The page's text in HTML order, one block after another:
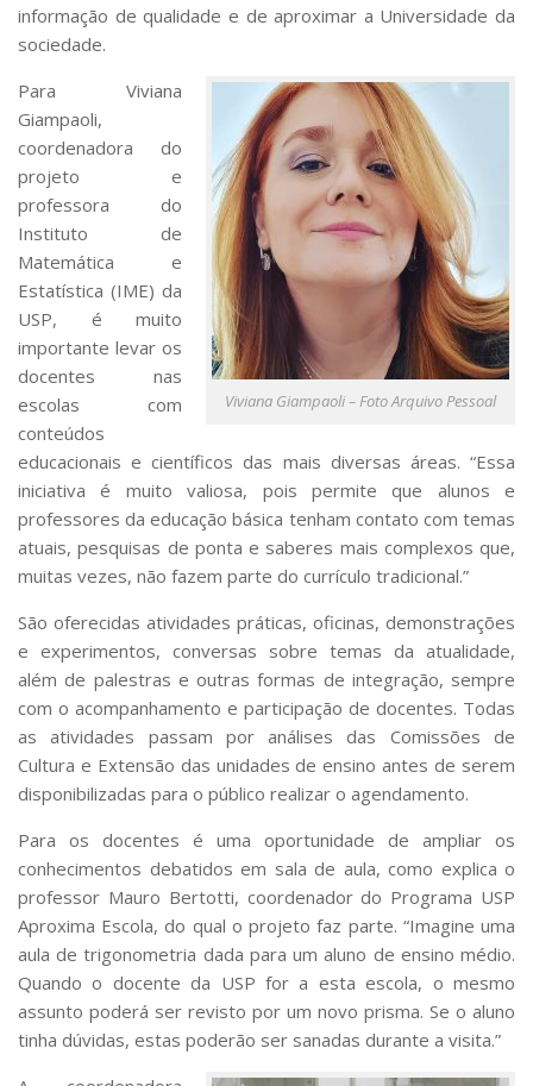
informação de qualidade e de aproximar a Universidade da
sociedade.
Viviana Giampaoli – Foto Arquivo Pessoal
Para Viviana
Giampaoli,
coordenadora do
projeto e
professora do
Instituto de
Matemática e
Estatística (IME) da
USP, é muito
importante levar os
docentes nas
escolas com
conteúdos
educacionais e científicos das mais diversas áreas. “Essa
iniciativa é muito valiosa, pois permite que alunos e
professores da educação básica tenham contato com temas
atuais, pesquisas de ponta e saberes mais complexos que,
muitas vezes, não fazem parte do currículo tradicional.”
São oferecidas atividades práticas, oficinas, demonstrações
e experimentos, conversas sobre temas da atualidade,
além de palestras e outras formas de integração, sempre
com o acompanhamento e participação de docentes. Todas
as atividades passam por análises das Comissões de
Cultura e Extensão das unidades de ensino antes de serem
disponibilizadas para o público realizar o agendamento.
Para os docentes é uma oportunidade de ampliar os
conhecimentos debatidos em sala de aula, como explica o
professor Mauro Bertotti, coordenador do Programa USP
Aproxima Escola, do qual o projeto faz parte. “Imagine uma
aula de trigonometria dada para um aluno de ensino médio.
Quando o docente da USP for a esta escola, o mesmo
assunto poderá ser revisto por um novo prisma. Se o aluno
tinha dúvidas, estas poderão ser sanadas durante a visita.”